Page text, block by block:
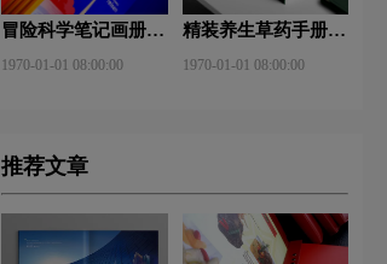
冒险科学笔记画册设
1970-01-01 08:00:00
精装养生草药手册设
1970-01-01 08:00:00
推荐文章